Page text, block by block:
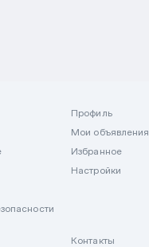
Профиль
Мои объявления
Избранное
Настройки
Контакты